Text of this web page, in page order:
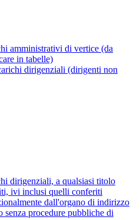
amministrativi di vertice (da
in tabelle)
dirigenziali (dirigenti non
dirigenziali, a qualsiasi titolo
ivi inclusi quelli conferiti
dall'organo di indirizzo
senza procedure pubbliche di